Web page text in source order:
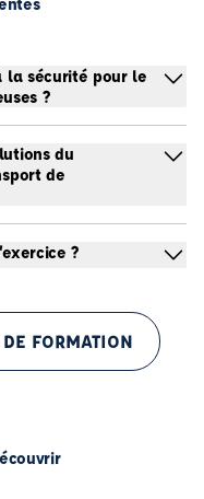
la sécurité pour le
?
du
de
?
FORMATION